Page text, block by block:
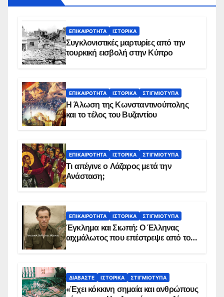
ΕΠΙΚΑΙΡΌΤΗΤΑ ΙΣΤΟΡΙΚΆ
Συγκλονιστικές μαρτυρίες από την
τουρκική εισβολή στην Κύπρο
ΕΠΙΚΑΙΡΌΤΗΤΑ ΙΣΤΟΡΙΚΆ ΣΤΙΓΜΙΌΤΥΠΑ
Η Άλωση της Κωνσταντινούπολης
και το τέλος του Βυζαντίου
ΕΠΙΚΑΙΡΌΤΗΤΑ ΙΣΤΟΡΙΚΆ ΣΤΙΓΜΙΌΤΥΠΑ
Τι απέγινε ο Λάζαρος μετά την
Ανάσταση;
ΕΠΙΚΑΙΡΌΤΗΤΑ ΙΣΤΟΡΙΚΆ ΣΤΙΓΜΙΌΤΥΠΑ
Έγκλημα και Σιωπή: Ο Έλληνας
αιχμάλωτος που επέστρεψε από το
ΔΙΑΒΆΣΤΕ ΙΣΤΟΡΙΚΆ ΣΤΙΓΜΙΌΤΥΠΑ
«Έχει κόκκινη σημαία και ανθρώπους